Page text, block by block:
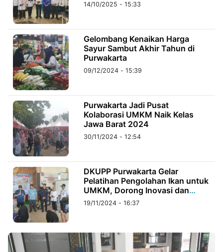
Kabarbaru.co
2026
PT.
Kabarbaru
Media
Holding
14/10/2025 - 15:33
Gelombang Kenaikan Harga
Sayur Sambut Akhir Tahun di
Purwakarta
09/12/2024 - 15:39
Purwakarta Jadi Pusat
Kolaborasi UMKM Naik Kelas
Jawa Barat 2024
30/11/2024 - 12:54
DKUPP Purwakarta Gelar
Pelatihan Pengolahan Ikan untuk
UMKM, Dorong Inovasi dan
Pemasaran Digital
19/11/2024 - 16:37